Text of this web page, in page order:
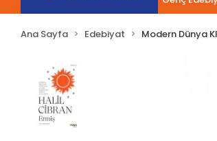
Ana Sayfa Edebiyat Modern Dünya